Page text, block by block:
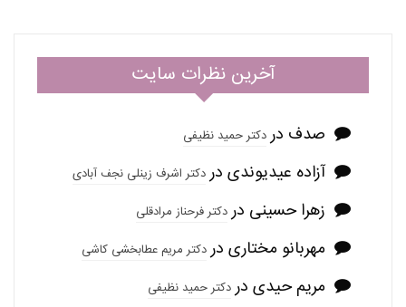
آخرین نظرات سایت
صدف دردکتر حمید نظیفی
آزاده عیدیوندی دردکتر اشرف زینلی نجف آبادی
زهرا حسینی دردکتر فرحناز مرادقلی
مهربانو مختاری دردکتر مریم عطابخشی کاشی
مریم حیدی دردکتر حمید نظیفی